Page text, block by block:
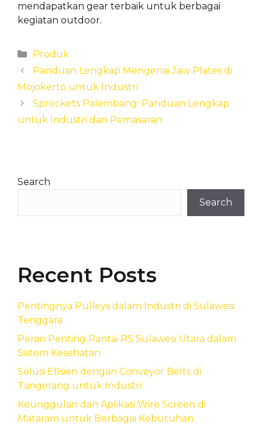
mendapatkan gear terbaik untuk berbagai
kegiatan outdoor.
Categories
Produk
Panduan Lengkap Mengenai Jaw Plates di
Mojokerto untuk Industri
Sprockets Palembang: Panduan Lengkap
untuk Industri dan Pemasaran
Search
Search
Recent Posts
Pentingnya Pulleys dalam Industri di Sulawesi
Tenggara
Peran Penting Rantai RS Sulawesi Utara dalam
Sistem Kesehatan
Solusi Efisien dengan Conveyor Belts di
Tangerang untuk Industri
Keunggulan dan Aplikasi Wire Screen di
Mataram untuk Berbagai Kebutuhan